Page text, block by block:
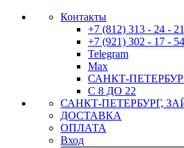
Контакты
+7 (812) 313 - 24 - 21
+7 (921) 302 - 17 - 54
Telegram
Max
САНКТ-
С 8 ДО 22
САНКТ-ПЕТЕРБУРГ,
ДОСТАВКА
ОПЛАТА
Вход